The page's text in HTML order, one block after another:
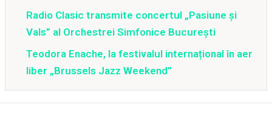
Radio Clasic transmite concertul „Pasiune și
Vals” al Orchestrei Simfonice București
Teodora Enache, la festivalul internațional în aer
liber „Brussels Jazz Weekend”